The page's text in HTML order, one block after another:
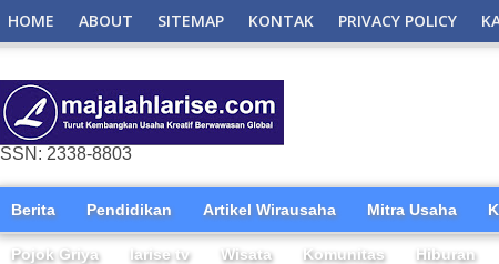
HOME ABOUT SITEMAP KONTAK PRIVACY POLICY
ISSN: 2338-8803
Berita Pendidikan Artikel Wirausaha Mitra Usaha
Pojok Griya larise tv Wisata Komunitas Hiburan